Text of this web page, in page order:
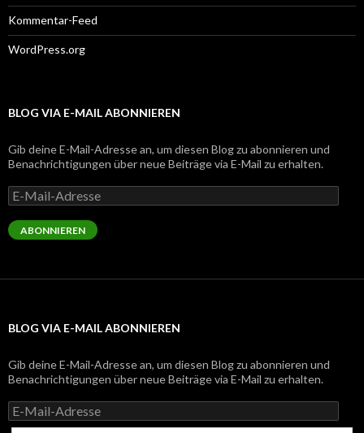
Kommentar-Feed
WordPress.org
BLOG VIA E-MAIL ABONNIEREN
Gib deine E-Mail-Adresse an, um diesen Blog zu abonnieren und
Benachrichtigungen über neue Beiträge via E-Mail zu erhalten.
E-
Mail-
Adresse
ABONNIEREN
BLOG VIA E-MAIL ABONNIEREN
Gib deine E-Mail-Adresse an, um diesen Blog zu abonnieren und
Benachrichtigungen über neue Beiträge via E-Mail zu erhalten.
E-
Mail-